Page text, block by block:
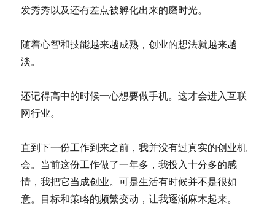
发秀秀以及还有差点被孵化出来的磨时光。
随着心智和技能越来越成熟，创业的想法就越来越
淡。
还记得高中的时候一心想要做手机。这才会进入互联
网行业。
直到下一份工作到来之前，我并没有过真实的创业机
会。当前这份工作做了一年多，我投入十分多的感
情，我把它当成创业。可是生活有时候并不是很如
意。目标和策略的频繁变动，让我逐渐麻木起来。